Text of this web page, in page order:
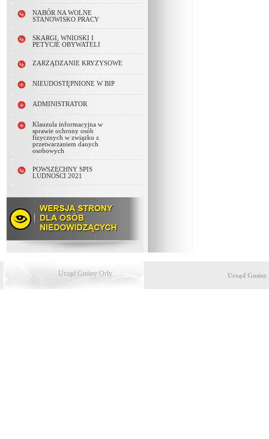
NABÓR NA WOLNE
STANOWISKO PRACY
SKARGI, WNIOSKI I
PETYCJE OBYWATELI
ZARZĄDZANIE KRYZYSOWE
NIEUDOSTĘPNIONE W BIP
ADMINISTRATOR
Klauzula informacyjna w
sprawie ochrony osób
fizycznych w związku z
przetwarzaniem danych
osobowych
POWSZECHNY SPIS
LUDNOŚCI 2021
Urząd Gminy Orły Urząd